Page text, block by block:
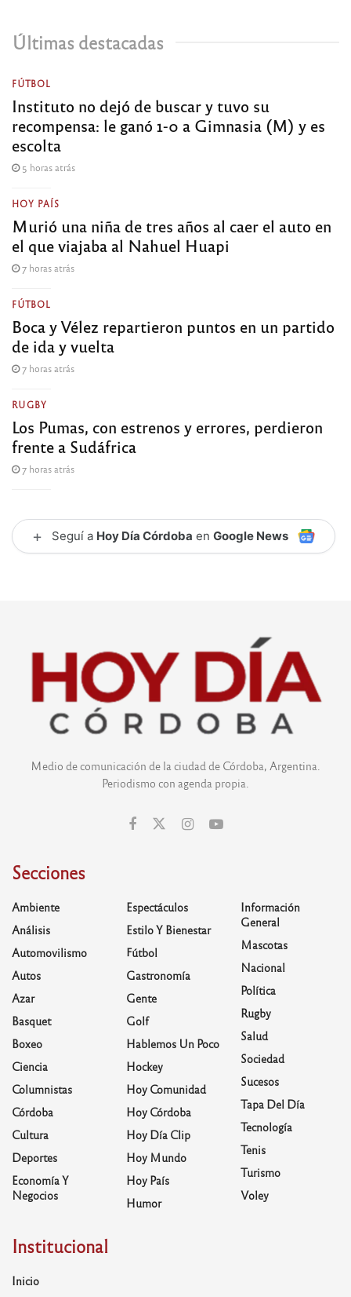
Últimas destacadas
FÚTBOL
Instituto no dejó de buscar y tuvo su
recompensa: le ganó 1-0 a Gimnasia (M) y es
escolta
5 horas atrás
HOY PAÍS
Murió una niña de tres años al caer el auto en
el que viajaba al Nahuel Huapi
7 horas atrás
FÚTBOL
Boca y Vélez repartieron puntos en un partido
de ida y vuelta
7 horas atrás
RUGBY
Los Pumas, con estrenos y errores, perdieron
frente a Sudáfrica
7 horas atrás
+ Seguí a Hoy Día Córdoba en Google News
Medio de comunicación de la ciudad de Córdoba, Argentina.
Periodismo con agenda propia.
Secciones
Ambiente
Análisis
Automovilismo
Autos
Azar
Basquet
Boxeo
Ciencia
Columnistas
Córdoba
Cultura
Deportes
Economía Y
Negocios
Espectáculos
Estilo Y Bienestar
Fútbol
Gastronomía
Gente
Golf
Hablemos Un Poco
Hockey
Hoy Comunidad
Hoy Córdoba
Hoy Día Clip
Hoy Mundo
Hoy País
Humor
Información
General
Mascotas
Nacional
Política
Rugby
Salud
Sociedad
Sucesos
Tapa Del Día
Tecnología
Tenis
Turismo
Voley
Institucional
Inicio